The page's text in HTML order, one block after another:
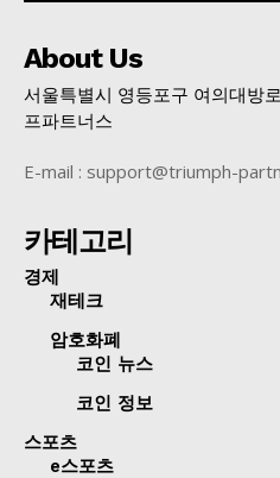
About Us
서울특별시 영등포구 여의대방
프파트너스
E-mail : support@triumph-
카테고리
경제
재테크
암호화폐
코인 뉴스
코인 정보
스포츠
e스포츠